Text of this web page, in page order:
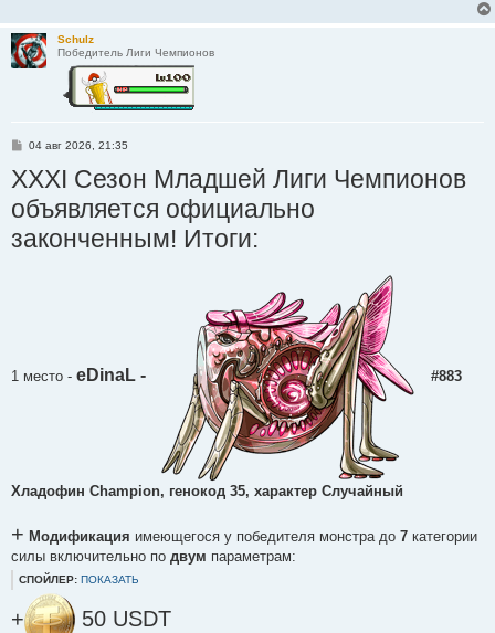
Schulz
Победитель Лиги Чемпионов
С
о
б
е
и
е
04 авг 2026, 21:35
XXXI Сезон Младшей Лиги Чемпионов
объявляется официально
законченным! Итоги:
1 место - eDinaL - #883
Хладофин Champion, генокод 35, характер Случайный
+ Модификация имеющегося у победителя монстра до 7 категории
силы включительно по двум параметрам:
СПОЙЛЕР: ПОКАЗАТЬ
+ 50 USDT